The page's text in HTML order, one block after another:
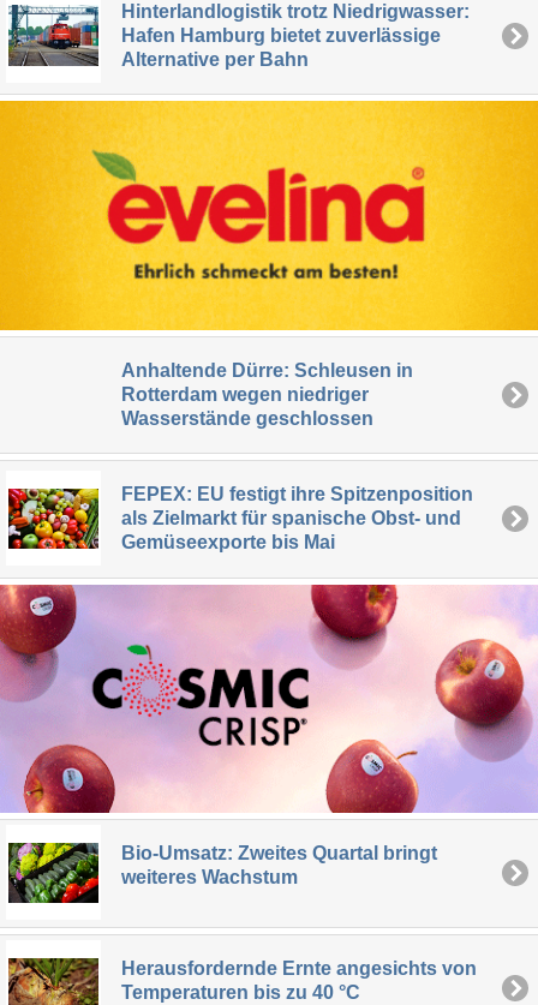
Hinterlandlogistik trotz Niedrigwasser:
Hafen Hamburg bietet zuverlässige
Alternative per Bahn
Anhaltende Dürre: Schleusen in
Rotterdam wegen niedriger
Wasserstände geschlossen
FEPEX: EU festigt ihre Spitzenposition
als Zielmarkt für spanische Obst- und
Gemüseexporte bis Mai
Bio-Umsatz: Zweites Quartal bringt
weiteres Wachstum
Herausfordernde Ernte angesichts von
Temperaturen bis zu 40 °C